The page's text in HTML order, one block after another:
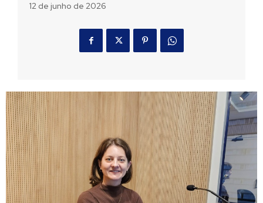
12 de junho de 2026